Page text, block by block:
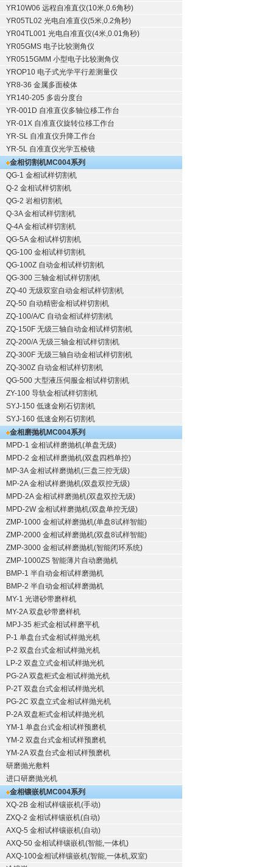
YR10W06 远程自准直仪(10米,0.6角秒)
YR05TL02 光电自准直仪(5米,0.2角秒)
YR04TL001 光电自准直仪(4米,0.01角秒)
YR05GMS 电子比较测角仪
YR0515GMM 小型电子比较测角仪
YROP10 电子式光学平行差测量仪
YR8-36 金属多面棱体
YR140-205 多齿分度台
YR-001D 自准直仪多轴位移工作台
YR-01X 自准直仪旋转位移工作台
YR-SL 自准直仪升降工作台
YR-5L 自准直仪光学五棱镜
金相切割机MC004系列
QG-1 金相试样切割机
Q-2 金相试样切割机
QG-2 岩相切割机
Q-3A 金相试样切割机
Q-4A 金相试样切割机
QG-5A 金相试样切割机
QG-100 金相试样切割机
QG-100Z 自动金相试样切割机
QG-300 三轴金相试样切割机
ZQ-40 无级双室自动金相试样切割机
ZQ-50 自动精密金相试样切割机
ZQ-100/A/C 自动金相试样切割机
ZQ-150F 无级三轴自动金相试样切割机
ZQ-200/A 无级三轴金相试样切割机
ZQ-300F 无级三轴自动金相试样切割机
ZQ-300Z 自动金相试样切割机
QG-500 大型液压伺服金相试样切割机
ZY-100 导轨金相试样切割机
SYJ-150 低速金刚石切割机
SYJ-160 低速金刚石切割机
金相磨抛机MC004系列
MPD-1 金相试样磨抛机(单盘无级)
MPD-2 金相试样磨抛机(双盘四档单控)
MP-3A 金相试样磨抛机(三盘三控无级)
MP-2A 金相试样磨抛机(双盘双控无级)
MPD-2A 金相试样磨抛机(双盘双控无级)
MPD-2W 金相试样磨抛机(双盘单控无级)
ZMP-1000 金相试样磨抛机(单盘8试样智能)
ZMP-2000 金相试样磨抛机(双盘8试样智能)
ZMP-3000 金相试样磨抛机(智能闭环系统)
ZMP-1000ZS 智能薄片自动磨抛机
BMP-1 半自动金相试样磨抛机
BMP-2 半自动金相试样磨抛机
MY-1 光谱砂带磨样机
MY-2A 双盘砂带磨样机
MPJ-35 柜式金相试样磨平机
P-1 单盘台式金相试样抛光机
P-2 双盘台式金相试样抛光机
LP-2 双盘立式金相试样抛光机
PG-2A 双盘柜式金相试样抛光机
P-2T 双盘台式金相试样抛光机
PG-2C 双盘立式金相试样抛光机
P-2A 双盘柜式金相试样抛光机
YM-1 单盘台式金相试样预磨机
YM-2 双盘台式金相试样预磨机
YM-2A 双盘台式金相试样预磨机
研磨抛光敷料
进口研磨抛光机
金相镶嵌机MC004系列
XQ-2B 金相试样镶嵌机(手动)
ZXQ-2 金相试样镶嵌机(自动)
AXQ-5 金相试样镶嵌机(自动)
AXQ-50 金相试样镶嵌机(智能,一体机)
AXQ-100金相试样镶嵌机(智能,一体机,双室)